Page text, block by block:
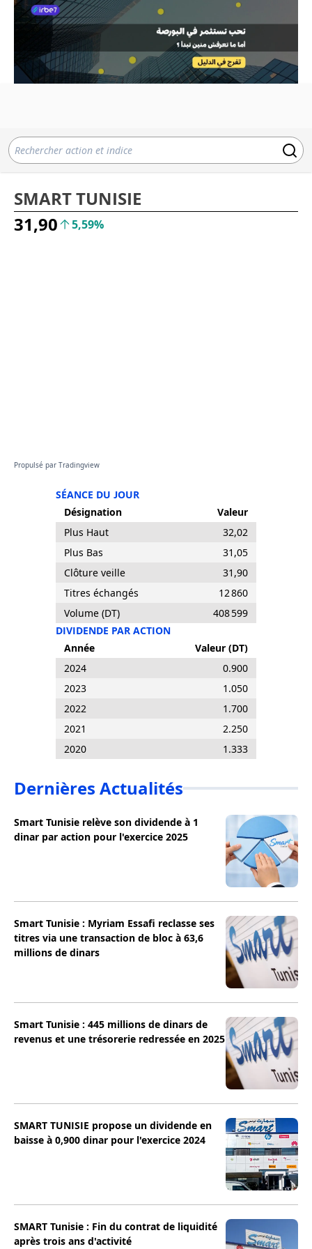
SMART TUNISIE
31,90
5,59%
Propulsé par Tradingview
SÉANCE DU JOUR
Désignation
Valeur
Plus Haut
32,02
Plus Bas
31,05
Clôture veille
31,90
Titres échangés
12 860
Volume (DT)
408 599
DIVIDENDE PAR ACTION
Année
Valeur (DT)
2024
0.900
2023
1.050
2022
1.700
2021
2.250
2020
1.333
Dernières Actualités
Smart Tunisie relève son dividende à 1
dinar par action pour l'exercice 2025
Smart Tunisie : Myriam Essafi reclasse ses
titres via une transaction de bloc à 63,6
millions de dinars
Smart Tunisie : 445 millions de dinars de
revenus et une trésorerie redressée en 2025
SMART TUNISIE propose un dividende en
baisse à 0,900 dinar pour l'exercice 2024
SMART Tunisie : Fin du contrat de liquidité
après trois ans d'activité